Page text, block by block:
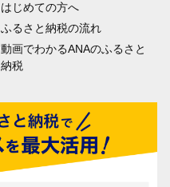
はじめての方へ
ふるさと納税の流れ
動画でわかるANAのふるさと
納税